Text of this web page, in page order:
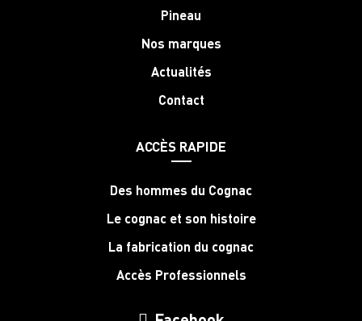
Pineau
Nos marques
Actualités
Contact
ACCÈS RAPIDE
Des hommes du Cognac
Le cognac et son histoire
La fabrication du cognac
Accès Professionnels